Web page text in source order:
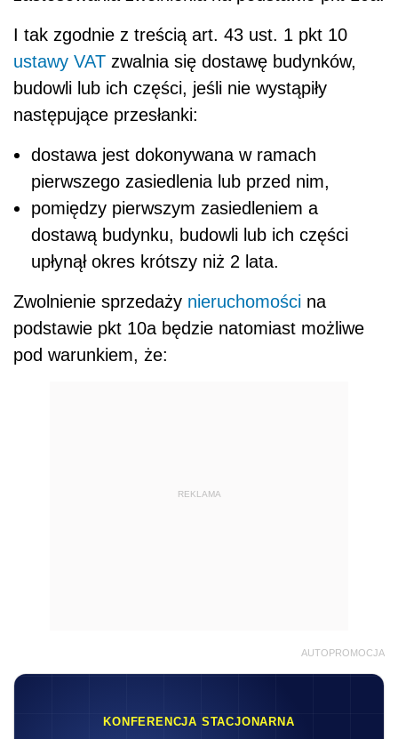
I tak zgodnie z treścią art. 43 ust. 1 pkt 10
ustawy VAT zwalnia się dostawę budynków,
budowli lub ich części, jeśli nie wystąpiły
następujące przesłanki:
dostawa jest dokonywana w ramach
pierwszego zasiedlenia lub przed nim,
pomiędzy pierwszym zasiedleniem a
dostawą budynku, budowli lub ich części
upłynął okres krótszy niż 2 lata.
Zwolnienie sprzedaży nieruchomości na
podstawie pkt 10a będzie natomiast możliwe
pod warunkiem, że:
REKLAMA
AUTOPROMOCJA
KONFERENCJA STACJONARNA